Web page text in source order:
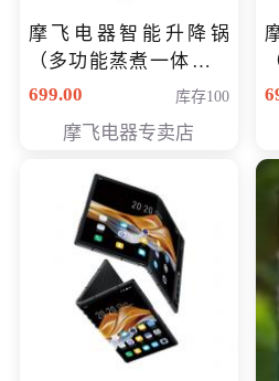
摩飞电器智能升降锅
（多功能蒸煮一体锅）
（智能升降养生锅） 会
699.00 库存100
摩飞电器专卖店